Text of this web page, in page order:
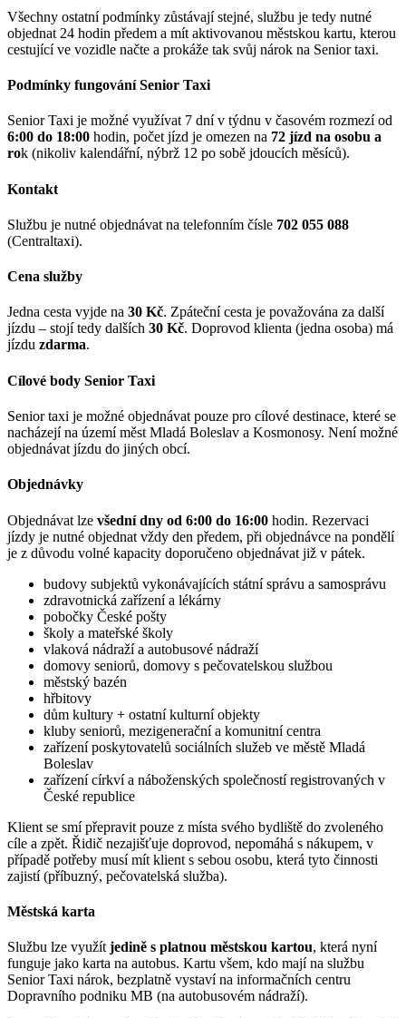
Všechny ostatní podmínky zůstávají stejné, službu je tedy nutné
objednat 24 hodin předem a mít aktivovanou městskou kartu, kterou
cestující ve vozidle načte a prokáže tak svůj nárok na Senior taxi.
Podmínky fungování Senior Taxi
Senior Taxi je možné využívat 7 dní v týdnu v časovém rozmezí od
6:00 do 18:00 hodin, počet jízd je omezen na 72 jízd na osobu a
rok (nikoliv kalendářní, nýbrž 12 po sobě jdoucích měsíců).
Kontakt
Službu je nutné objednávat na telefonním čísle 702 055 088
(Centraltaxi).
Cena služby
Jedna cesta vyjde na 30 Kč. Zpáteční cesta je považována za další
jízdu – stojí tedy dalších 30 Kč. Doprovod klienta (jedna osoba) má
jízdu zdarma.
Cílové body Senior Taxi
Senior taxi je možné objednávat pouze pro cílové destinace, které se
nacházejí na území měst Mladá Boleslav a Kosmonosy. Není možné
objednávat jízdu do jiných obcí.
Objednávky
Objednávat lze všední dny od 6:00 do 16:00 hodin. Rezervaci
jízdy je nutné objednat vždy den předem, při objednávce na pondělí
je z důvodu volné kapacity doporučeno objednávat již v pátek.
budovy subjektů vykonávajících státní správu a samosprávu
zdravotnická zařízení a lékárny
pobočky České pošty
školy a mateřské školy
vlaková nádraží a autobusové nádraží
domovy seniorů, domovy s pečovatelskou službou
městský bazén
hřbitovy
dům kultury + ostatní kulturní objekty
kluby seniorů, mezigenerační a komunitní centra
zařízení poskytovatelů sociálních služeb ve městě Mladá
Boleslav
zařízení církví a náboženských společností registrovaných v
České republice
Klient se smí přepravit pouze z místa svého bydliště do zvoleného
cíle a zpět. Řidič nezajišťuje doprovod, nepomáhá s nákupem, v
případě potřeby musí mít klient s sebou osobu, která tyto činnosti
zajistí (příbuzný, pečovatelská služba).
Městská karta
Službu lze využít jedině s platnou městskou kartou, která nyní
funguje jako karta na autobus. Kartu všem, kdo mají na službu
Senior Taxi nárok, bezplatně vystaví na informačních centru
Dopravního podniku MB (na autobusovém nádraží).